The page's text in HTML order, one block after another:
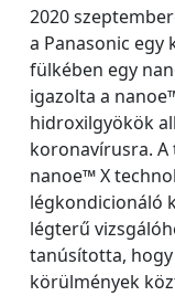
2020
a Panasonic egy
fülkében egy
igazolta a
hidroxilgyökök
koronavírusra.
nanoe™ X
légkondicionáló
légterű
tanúsította,
körülmények